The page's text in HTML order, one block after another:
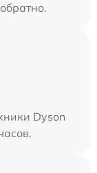
Dyson